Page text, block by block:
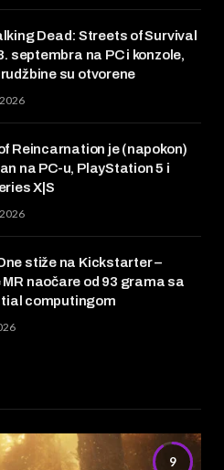
Dead: Streets of Survival
septembra na PC i konzole,
su otvorene
Reincarnation je (napokon)
na PC-u, PlayStation 5 i
X|S
stiže na Kickstarter –
MR naočare od 93 grama sa
computingom
9